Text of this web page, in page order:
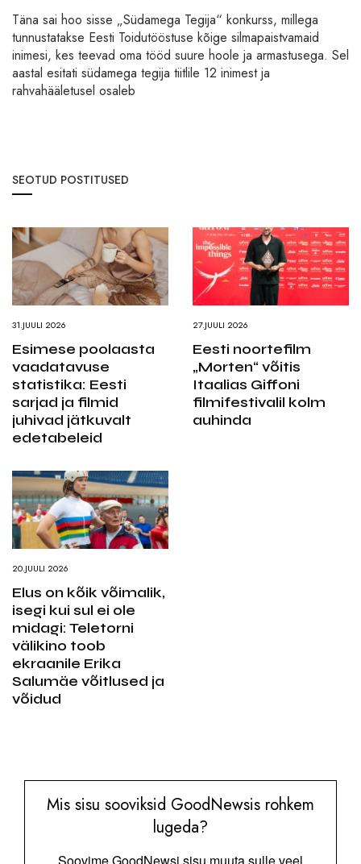
Täna sai hoo sisse „Südamega Tegija“ konkurss, millega
tunnustatakse Eesti Toidutööstuse kõige silmapaistvamaid
inimesi, kes teevad oma tööd suure hoole ja armastusega. Sel
aastal esitati südamega tegija tiitlile 12 inimest ja
rahvahääletusel osaleb
SEOTUD POSTITUSED
31.JUULI 2026
Esimese poolaasta
vaadatavuse
statistika: Eesti
sarjad ja filmid
juhivad jätkuvalt
edetabeleid
27.JUULI 2026
Eesti noortefilm
„Morten“ võitis
Itaalias Giffoni
filmifestivalil kolm
auhinda
20.JUULI 2026
Elus on kõik võimalik,
isegi kui sul ei ole
midagi: Teletorni
välikino toob
ekraanile Erika
Salumäe võitlused ja
võidud
Mis sisu sooviksid GoodNewsis rohkem
lugeda?